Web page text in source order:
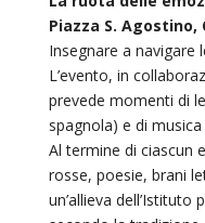
Piazza S. Agostino,
Insegnare a navigare
L’evento, in
prevede momenti di
spagnola) e di
Al termine di ciascun
rosse, poesie, brani
un’allieva dell’Istituto